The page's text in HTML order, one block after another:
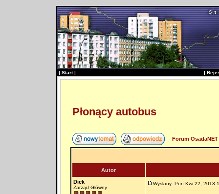
| Start| |
Płonący autobus
Forum
Autor
Dick
Zarząd Główny
Wysłany: Pon Kwi 22, 2013